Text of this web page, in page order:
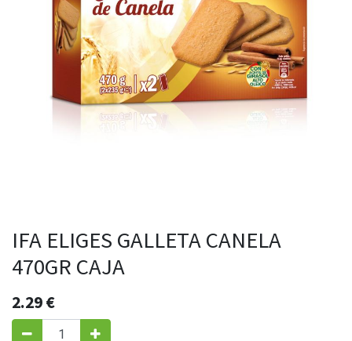
IFA ELIGES GALLETA CANELA
470GR CAJA
2.29€